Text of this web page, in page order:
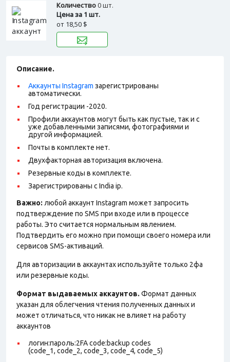
Количество0 шт.
Цена за 1 шт.
от 18,50 $
Описание.
Аккаунты Instagram зарегистрированы
автоматически.
Год регистрации -2020.
Профили аккаунтов могут быть как пустые, так и с
уже добавленными записями, фотографиями и
другой информацией.
Почты в комплекте нет.
Двухфакторная авторизация включена.
Резервные коды в комплекте.
Зарегистрированы с India ip.
Важно: любой аккаунт Instagram может запросить
подтверждение по SMS при входе или в процессе
работы. Это считается нормальным явлением.
Подтвердить его можно при помощи своего номера или
сервисов SMS-активаций.
Для авторизации в аккаунтах используйте только 2фа
или резервные коды.
Формат выдаваемых аккаунтов. Формат данных
указан для облегчения чтения полученных данных и
может отличаться, что никак не влияет на работу
аккаунтов
логин:пароль:2FA code:backup codes
(code_1, code_2, code_3, code_4, code_5)